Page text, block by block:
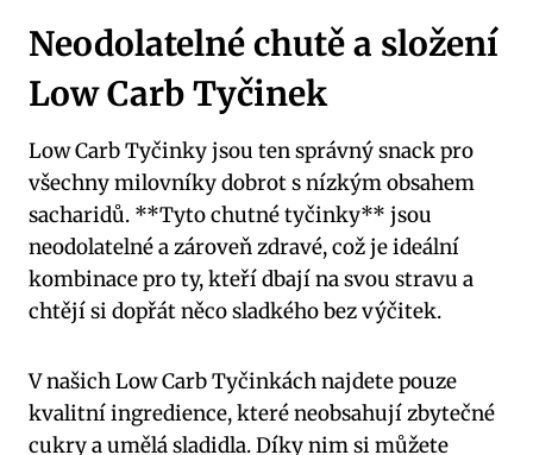
Neodolatelné chutě a složení
Low Carb Tyčinek
Low Carb Tyčinky jsou‍ ten správný⁣ snack pro
všechny milovníky⁢ dobrot​ s nízkým obsahem
sacharidů. **Tyto chutné ​tyčinky** ⁢jsou
neodolatelné a zároveň zdravé, což je ideální
kombinace⁢ pro ty, ‌kteří‍ dbají na svou ​stravu a
chtějí si dopřát něco sladkého⁣ bez výčitek.
V našich Low Carb Tyčinkách ​najdete pouze
kvalitní ‍ingredience, které neobsahují zbytečné‌
cukry ‍a umělá sladidla.​ Díky nim si můžete